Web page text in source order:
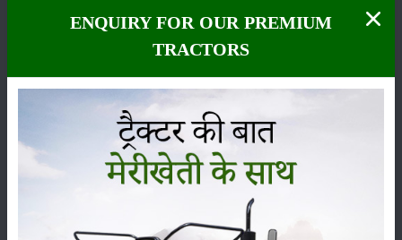
गन्ने की फसल की सिंचाई
में आठ से 10 दिन के अंदर सिंचाई की प्रक्रिया को शुरू कर देते हैं। किसान खेतों में
सिंचाई की मात्रा को और कम करने के लिए कभी-कभी गरेड़ों का भी इस्तेमाल करते हैं।
इन गरेड़ों में गन्ने की सूखी पत्तियों को 4 से 6 मोटी बिछावन चढ़ाई जाती है। गर्मी के
मौसम में पानी की मात्रा कम होने के वक्त एक गरेड़ छोड़ कर सिंचाई करना शुरू करें।
ऐसे मिले धान का ज्ञान, समझें गन्ना-बाजरा का माजरा, चखें दमदार मक्का
गन्ने की फ़सल की बंधाई की प्रक्रिया
ENQUIRY FOR OUR PREMIUM
TRACTORS